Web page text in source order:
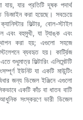
যায়, যার প্রতিটি দূষক পদার্থ
ডিজাইন করা হয়েছে। সবচেয়ে
ফিল্টার, বোল-স্টাইল
এবং বহুমুখী, যা ট্যাঙ্ক এবং
করা হয়; এগুলো সহজে
ব্যবহৃত হয়। কার্ট্রিজ
শুধুমাত্র ফিল্টারিং এলিমেন্টটি
ইউনিট যা একটি মাউন্টিং
জন্য ডিজেল ইঞ্জিনে এগুলো
একটি কাঁচ বা ধাতব বাটি
সংস্করণে ভারী ডিজেল